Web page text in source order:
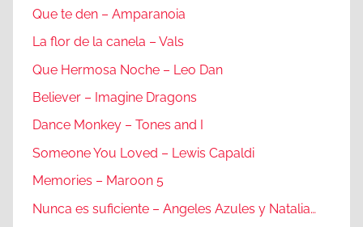
Que te den – Amparanoia
La flor de la canela – Vals
Que Hermosa Noche – Leo Dan
Believer – Imagine Dragons
Dance Monkey – Tones and I
Someone You Loved – Lewis Capaldi
Memories – Maroon 5
Nunca es suficiente – Angeles Azules y Natalia…